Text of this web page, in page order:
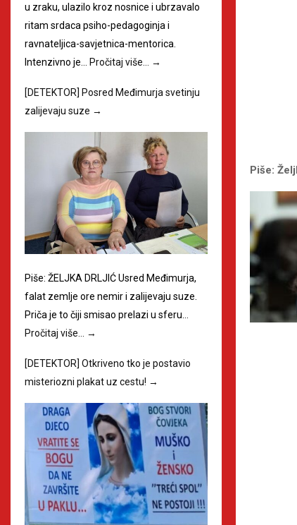
Piše:
u zraku, ulazilo kroz nosnice i ubrzavalo
ritam srdaca psiho-pedagoginja i
ravnateljica-savjetnica-mentorica.
Intenzivno je…
Pročitaj više… →
[DETEKTOR] Posred Međimurja svetinju
zalijevaju suze →
Piše: ŽELJKA DRLJIĆ Usred Međimurja,
falat zemlje ore nemir i zalijevaju suze.
Priča je to čiji smisao prelazi u sferu…
Pročitaj više…
→
[DETEKTOR] Otkriveno tko je postavio
misteriozni plakat uz cestu! →